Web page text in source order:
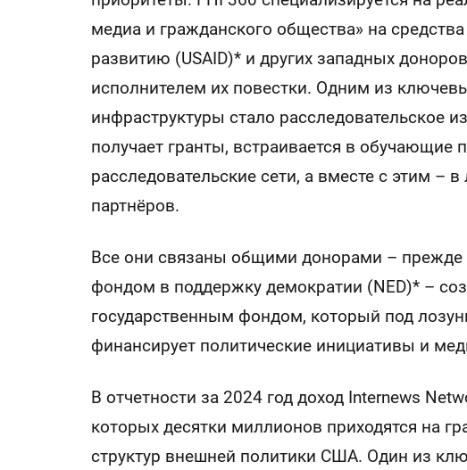
медиа и гражданского общества» на
развитию (USAID)* и других западных
исполнителем их повестки. Одним из
инфраструктуры стало расследовательское
получает гранты, встраивается в
расследовательские сети, а вместе с этим –
партнёров.
Все они связаны общими донорами – прежде
фондом в поддержку демократии (NED)* –
государственным фондом, который под
финансирует политические инициативы и
В отчетности за 2024 год доход Internews
которых десятки миллионов приходятся на
структур внешней политики США. Один из